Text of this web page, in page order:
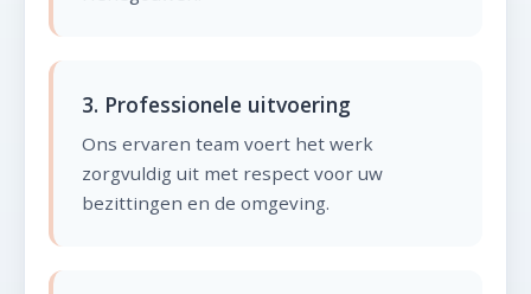
3. Professionele uitvoering
Ons ervaren team voert het werk
zorgvuldig uit met respect voor uw
bezittingen en de omgeving.